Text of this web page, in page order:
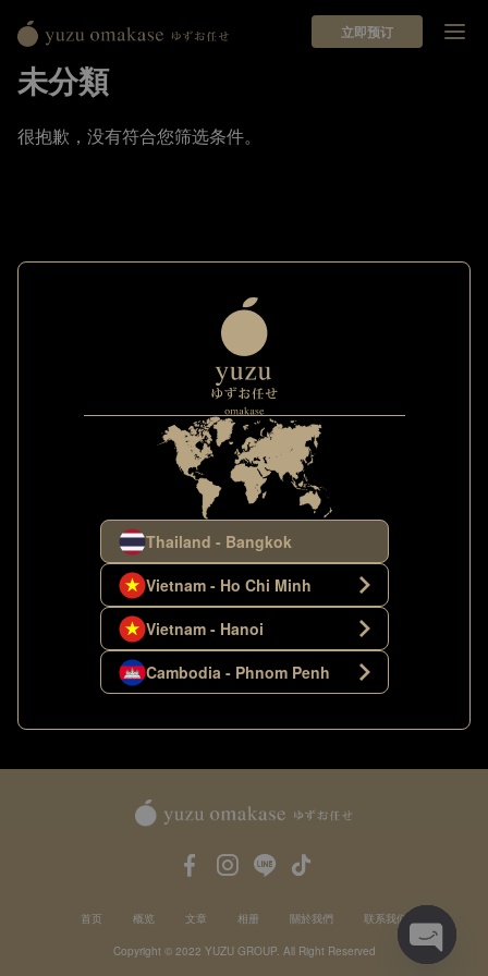
Thailand - Bangkok
Vietnam - Ho Chi Minh
Vietnam - Hanoi
Cambodia - Phnom Penh
Yuzu
Omakase
ゆ
ず
立即预订
未分類
很抱歉，没有符合您筛选条件。
首页 概览 文章 相册 關於我們 联系我们
Copyright © 2022 YUZU GROUP. All Right Reserved